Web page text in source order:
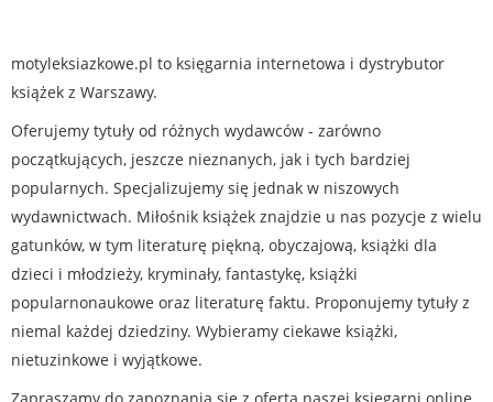
motyleksiazkowe.pl to księgarnia internetowa i dystrybutor
książek z Warszawy.
Oferujemy tytuły od różnych wydawców - zarówno
początkujących, jeszcze nieznanych, jak i tych bardziej
popularnych. Specjalizujemy się jednak w niszowych
wydawnictwach. Miłośnik książek znajdzie u nas pozycje z wielu
gatunków, w tym literaturę piękną, obyczajową, książki dla
dzieci i młodzieży, kryminały, fantastykę, książki
popularnonaukowe oraz literaturę faktu. Proponujemy tytuły z
niemal każdej dziedziny. Wybieramy ciekawe książki,
nietuzinkowe i wyjątkowe.